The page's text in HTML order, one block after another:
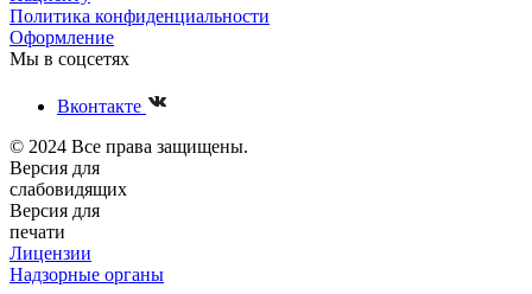
Политика конфиденциальности
Оформление
Мы в соцсетях
Вконтакте
© 2024 Все права защищены.
Версия для
слабовидящих
Версия для
печати
Лицензии
Надзорные органы